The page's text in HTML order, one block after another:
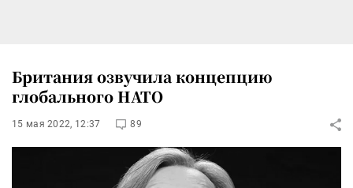
Британия озвучила концепцию
глобального НАТО
15 мая 2022, 12:37 89